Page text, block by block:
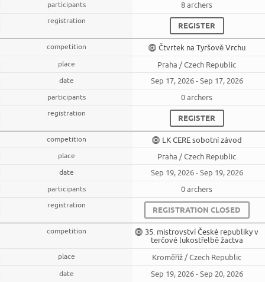
8 archers
REGISTER
Čtvrtek na Tyršově Vrchu
Praha / Czech Republic
Sep 17, 2026 - Sep 17, 2026
0 archers
REGISTER
LK CERE sobotní závod
Praha / Czech Republic
Sep 19, 2026 - Sep 19, 2026
0 archers
REGISTRATION CLOSED
35. mistrovství České republiky v
terčové lukostřelbě žactva
Kroměříž / Czech Republic
Sep 19, 2026 - Sep 20, 2026